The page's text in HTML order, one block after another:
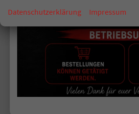
Seat Arona
Style 1.0 TSI / Full Link
unverbindliche Lieferzeit:7 Tage
504033 Getriebe
KraftstoffBenzin Außenfarbe
Datenschutzerklärung Impressum